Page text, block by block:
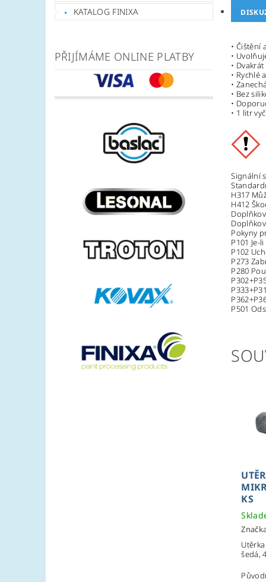
KATALOG FINIXA
PŘIJÍMÁME ONLINE PLATBY
• Čištění
•
•
• Rychlé
•
• Bez
•
• 1 litr
Signální
H317
H412
Pokyny
P101
P102
P273
P280
P501
KS
šedá,